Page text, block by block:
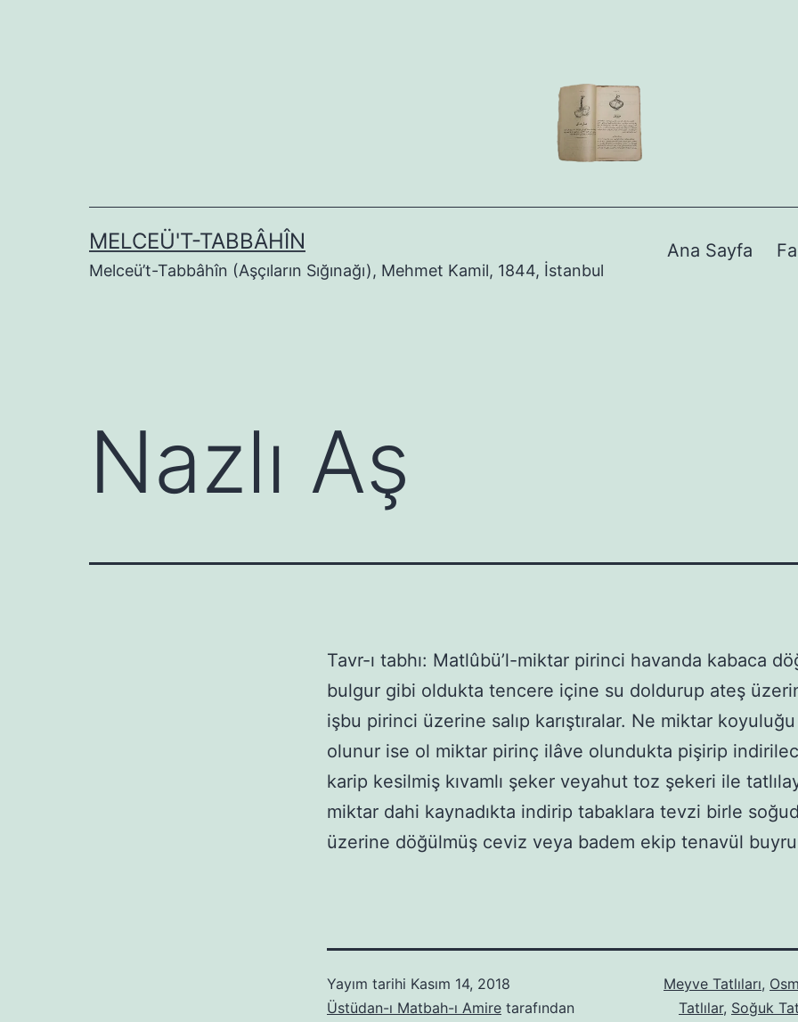
MELCEÜ'T-TABBÂHÎN
Melceü’t-Tabbâhîn (Aşçıların Sığınağı), Mehmet Kamil, 1844, İstanbul
Ana Sayfa
Nazlı Aş
Tavr-ı tabhı: Matlûbü’l-miktar pirinci havanda kabaca
bulgur gibi oldukta tencere içine su doldurup ateş
işbu pirinci üzerine salıp karıştıralar. Ne miktar
olunur ise ol miktar pirinç ilâve olundukta pişirip
karip kesilmiş kıvamlı şeker veyahut toz şekeri ile
miktar dahi kaynadıkta indirip tabaklara tevzi birle
üzerine döğülmüş ceviz veya badem ekip tenavül
Yayım tarihi Kasım 14, 2018
Üstüdan-ı Matbah-ı Amire tarafından
Meyve Tatlıları,
Tatlılar, Soğuk